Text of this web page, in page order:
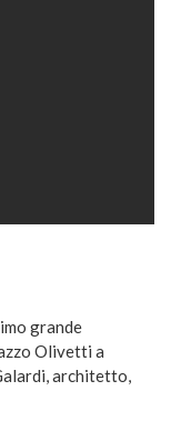
grande
Olivetti a
architetto,